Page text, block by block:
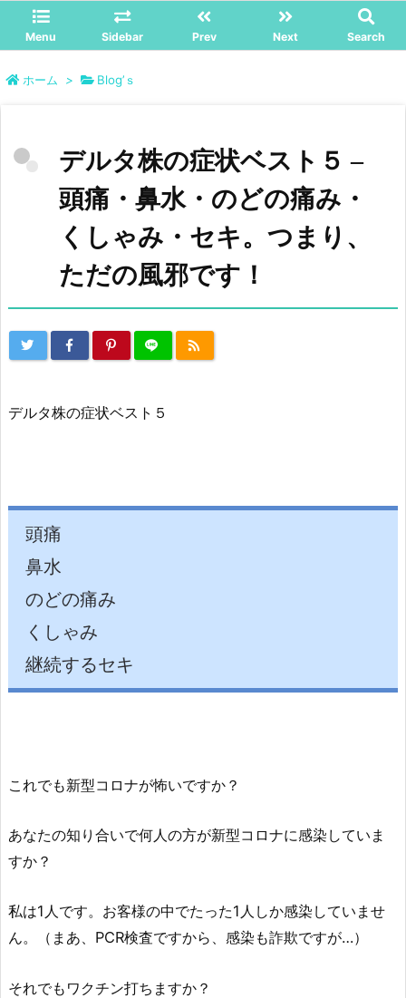
Menu Sidebar Prev Next Search
ホーム > Blog’ｓ
デルタ株の症状ベスト５ –
頭痛・鼻水・のどの痛み・
くしゃみ・セキ。つまり、
ただの風邪です！
デルタ株の症状ベスト５
頭痛
鼻水
のどの痛み
くしゃみ
継続するセキ
これでも新型コロナが怖いですか？
あなたの知り合いで何人の方が新型コロナに感染していま
すか？
私は1人です。お客様の中でたった1人しか感染していませ
ん。（まあ、PCR検査ですから、感染も詐欺ですが…）
それでもワクチン打ちますか？